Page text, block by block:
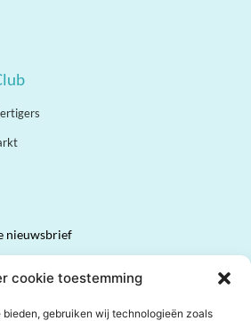
cookie toestemming
bieden, gebruiken wij technologieën zoals
nieuwsbrief